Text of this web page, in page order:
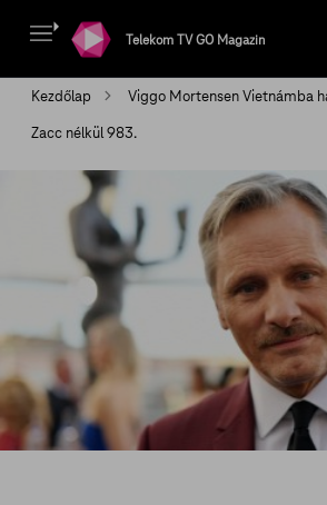
Telekom TV GO Magazin
Kezdőlap
Viggo Mortensen Vietnámba
Zacc nélkül 983.